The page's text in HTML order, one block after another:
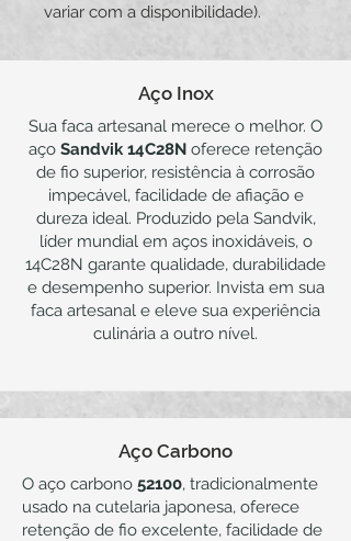
variar com a disponibilidade).
Aço Inox
Sua faca artesanal merece o melhor. O
aço Sandvik 14C28N oferece retenção
de fio superior, resistência à corrosão
impecável, facilidade de afiação e
dureza ideal. Produzido pela Sandvik,
líder mundial em aços inoxidáveis, o
14C28N garante qualidade, durabilidade
e desempenho superior. Invista em sua
faca artesanal e eleve sua experiência
culinária a outro nível.
Aço Carbono
O aço carbono 52100, tradicionalmente
usado na cutelaria japonesa, oferece
retenção de fio excelente, facilidade de